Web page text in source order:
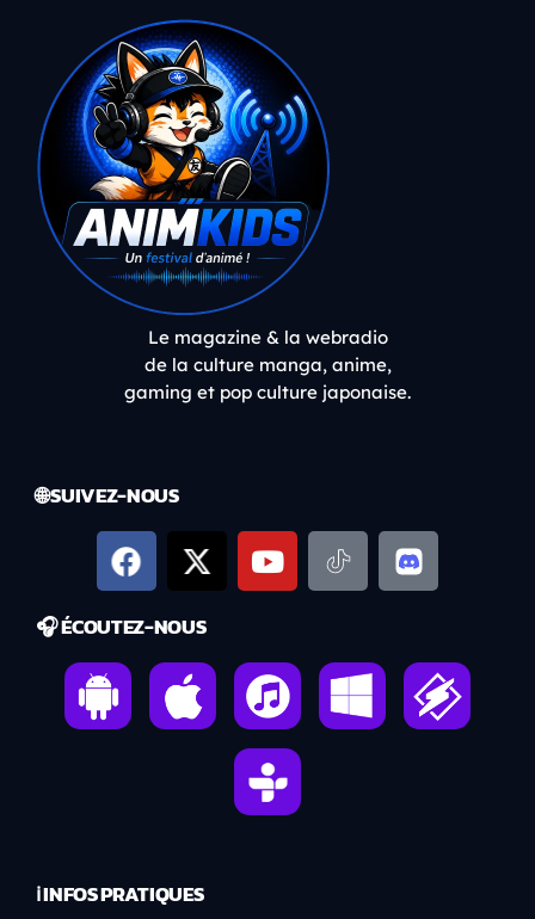
Le magazine & la webradio
de la culture manga, anime,
gaming et pop culture japonaise.
🌐 SUIVEZ-NOUS
🎧 ÉCOUTEZ-NOUS
ℹ️ INFOS PRATIQUES